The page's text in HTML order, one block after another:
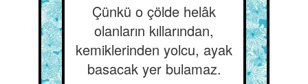
Çünkü o çölde helâk
olanların kıllarından,
kemiklerinden yolcu, ayak
basacak yer bulamaz.